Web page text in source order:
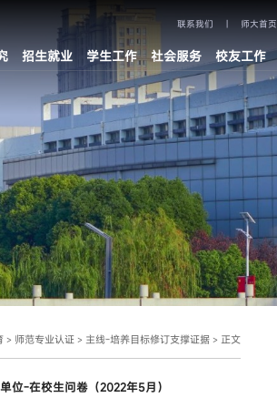
联系我们 师大首页
招生就业 学生工作 社会服务 校友工作
> 师范专业认证 > 主线-培养目标修订支撑证据 >正文
位-在校生问卷（2022年5月）